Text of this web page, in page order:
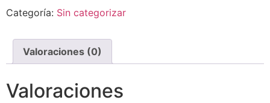
Categoría: Sin categorizar
Valoraciones (0)
Valoraciones